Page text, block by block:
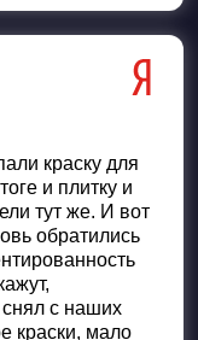
краску для
и плитку и
тут же. И вот
обратились
с наших
краски, мало